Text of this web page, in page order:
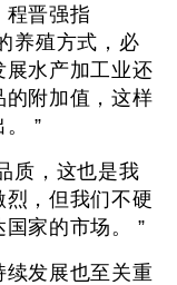
程晋强指
养殖方式，必
水产加工业还
的附加值，这样
”
质，这也是我
，但我们不硬
家的市场。 ”
发展也至关重